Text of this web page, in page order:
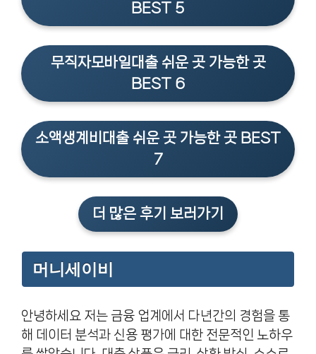
BEST 5
무직자모바일대출 쉬운 곳 가능한 곳
BEST 6
소액생계비대출 쉬운 곳 가능한 곳 BEST
7
더 많은 후기 보러가기
머니세이비
안녕하세요 저는 금융 업계에서 다년간의 경험을 통
해 데이터 분석과 신용 평가에 대한 전문적인 노하우